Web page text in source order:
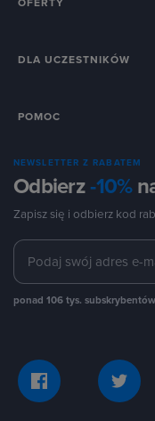
DLA UCZESTNIKÓW
POMOC
NEWSLETTER Z RABATEM
Odbierz-10%
Zapisz się i odbierz kod
ponad 106 tys. subskrybentów